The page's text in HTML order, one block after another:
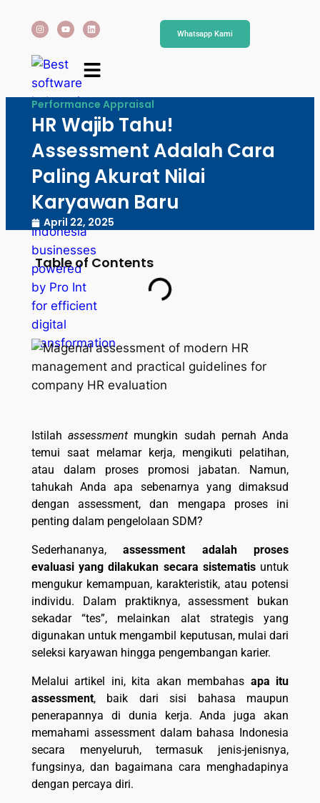
Whatsapp Kami
Performance Appraisal
HR Wajib Tahu!
Assessment Adalah Cara
Paling Akurat Nilai
Karyawan Baru
April 22, 2025
Table of Contents
Istilahassessment mungkin sudah pernah Anda
temui saat melamar kerja, mengikuti pelatihan,
atau dalam proses promosi jabatan. Namun,
tahukah Anda apa sebenarnya yang dimaksud
dengan assessment, dan mengapa proses ini
penting dalam pengelolaan SDM?
Sederhananya,assessment adalah proses
evaluasi yang dilakukan secara sistematisuntuk
mengukur kemampuan, karakteristik, atau potensi
individu. Dalam praktiknya, assessment bukan
sekadar “tes”, melainkan alat strategis yang
digunakan untuk mengambil keputusan, mulai dari
seleksi karyawan hingga pengembangan karier.
Melalui artikel ini, kita akan membahas apa itu
assessment, baik dari sisi bahasa maupun
penerapannya di dunia kerja. Anda juga akan
memahami assessment dalam bahasa Indonesia
secara menyeluruh, termasuk jenis-jenisnya,
fungsinya, dan bagaimana cara menghadapinya
dengan percaya diri.